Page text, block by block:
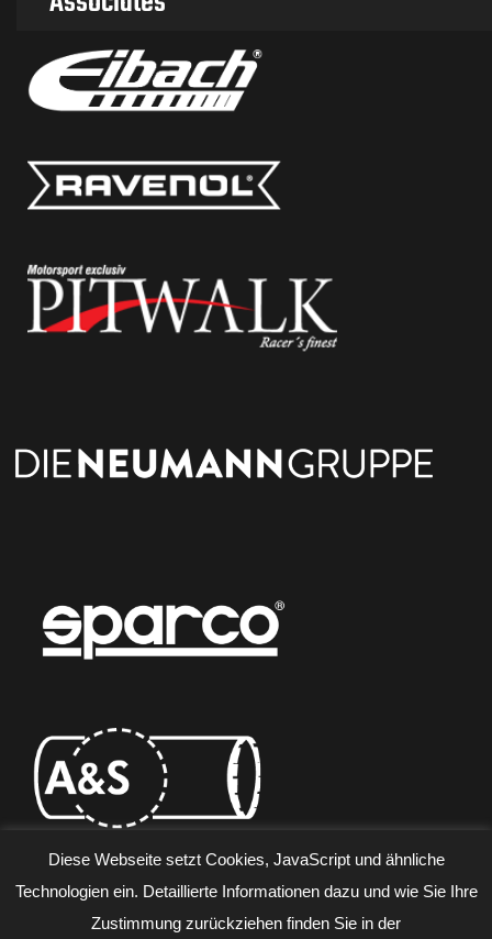
DATENSCHUTZERKLÄRUNG IMPRESSUM AGB
Diese Webseite setzt Cookies, JavaScript und ähnliche
Technologien ein. Detaillierte Informationen dazu und wie Sie Ihre
Zustimmung zurückziehen finden Sie in der